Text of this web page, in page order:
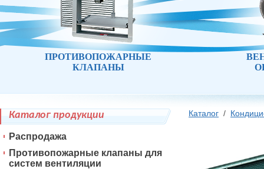
ПРОТИВОПОЖАРНЫЕ
КЛАПАНЫ
Каталог /
Каталог продукции
Распродажа
Противопожарные клапаны для
систем вентиляции